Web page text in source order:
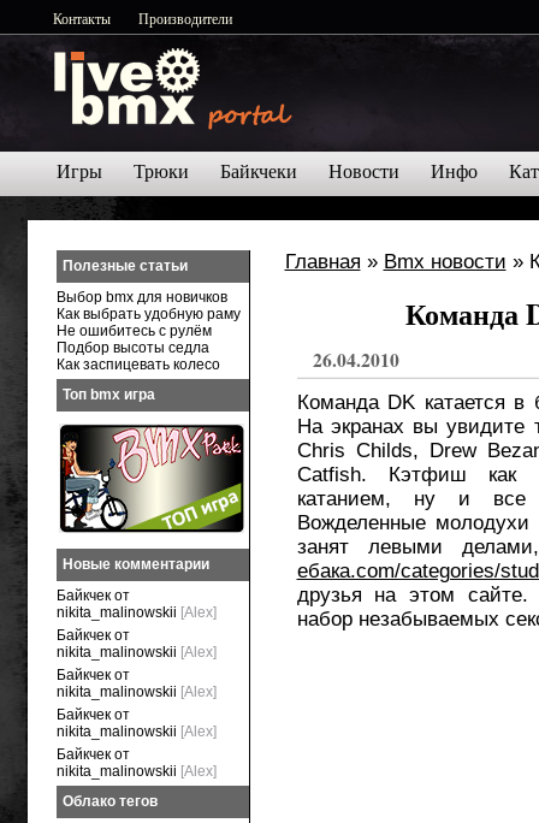
Контакты Производители
Игры Трюки Байкчеки Новости Инфо
Главная » Bmx новости »
Команда
26.04.2010
Команда DK катается в
На экранах вы увидите
Chris Childs, Drew
Catfish. Кэтфиш как
катанием, ну и все
Вожделенные молодухи
занят левыми
ебака.com/categories/
друзья на этом сайте.
набор незабываемых
Полезные статьи
Выбор bmx для новичков
Как выбрать удобную раму
Не ошибитесь с рулём
Подбор высоты седла
Как заспицевать колесо
Топ bmx игра
Новые комментарии
Байкчек от
nikita_malinowskii [Alex]
Байкчек от
nikita_malinowskii [Alex]
Байкчек от
nikita_malinowskii [Alex]
Байкчек от
nikita_malinowskii [Alex]
Байкчек от
nikita_malinowskii [Alex]
Облако тегов